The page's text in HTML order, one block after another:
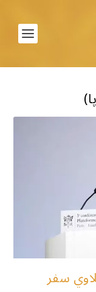
سفر